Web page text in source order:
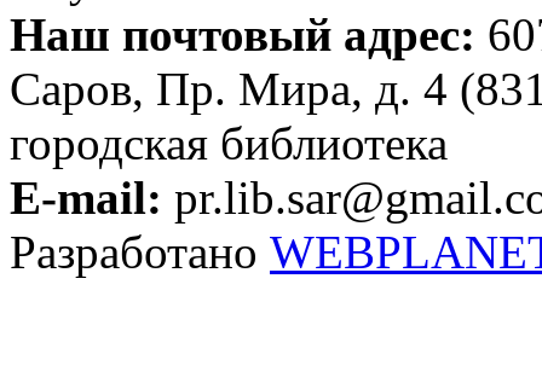
Наш почтовый адрес:
Саров, Пр. Мира, д. 4
городская библиотека
E-mail:
Разработано